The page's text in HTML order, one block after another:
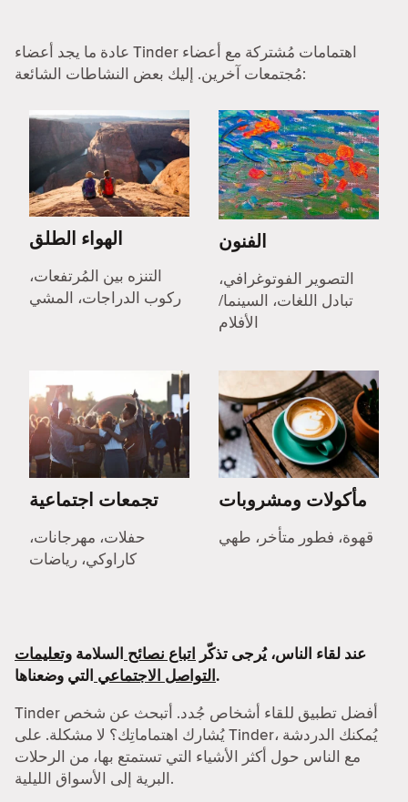
عادة ما يجد أعضاء Tinder اهتمامات مُشتركة مع أعضاء
مُجتمعات آخرين. إليك بعض النشاطات الشائعة:
الهواء الطلق
التنزه بين المُرتفعات،
ركوب الدراجات، المشي
الفنون
التصوير الفوتوغرافي،
تبادل اللغات، السينما/
الأفلام
تجمعات اجتماعية
حفلات، مهرجانات،
كاراوكي، رياضات
مأكولات ومشروبات
قهوة، فطور متأخر، طهي
عند لقاء الناس، يُرجى تذكّر اتباع نصائح السلامة وتعليمات
التواصل الاجتماعيالتي وضعناها.
Tinder أفضل تطبيق للقاء أشخاص جُدد. أتبحث عن شخص
يُشارك اهتماماتِك؟ لا مشكلة. على Tinder، يُمكنك الدردشة
مع الناس حول أكثر الأشياء التي تستمتع بها، من الرحلات
البرية إلى الأسواق الليلية.